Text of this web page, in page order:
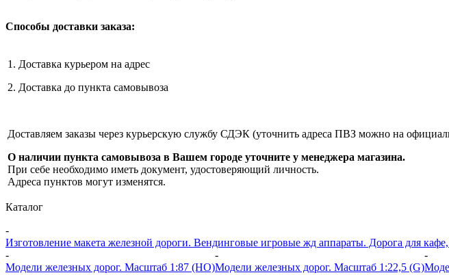
Способы доставки заказа:
1. Доставка курьером на адрес
2. Доставка до пункта самовывоза
Доставляем заказы через курьерскую службу СДЭК (уточнить адреса ПВЗ можно на
О наличии пункта самовывоза в Вашем городе уточните у менеджера магазина.
При себе необходимо иметь документ, удостоверяющий личность.
Адреса пунктов могут изменятся.
Каталог
-
Изготовление макета железной дороги. Вендинговые игровые жд аппараты. Дорога для
-
Модели железных дорог. Масштаб 1:87 (HO)
-
Модели железных дорог. Масштаб 1:22,5 (G)
-